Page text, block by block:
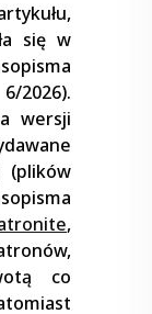
się w
wersji
(plików
,
co